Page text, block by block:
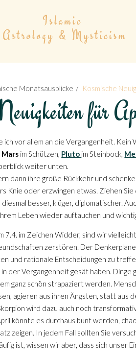
Monatsausblicke Kosmische
für
vor allem an die Vergangenheit. Kein
Mars im Schützen, Pluto im Steinbock,
weiter unten.
dann ihre große Rückkehr und
Knie oder erzwingen etwas. Ziehen
besser, klüger, diplomatischer.
Leben wieder auftauchen und
7.4. im Zeichen Widder, sind wir
zerstören. Der
und rationale Entscheidungen zu
der Vergangenheit gesät haben.
ganz schön strapaziert werden.
agieren aus ihren Ängsten, statt aus
wird dazu auch noch
könnte es durchaus bunt werden,
zeigen. In jedem Fall sollten Sie
ist, wissen wir aber, dass sich unser